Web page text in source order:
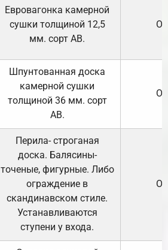
Евровагонка камерной
сушки толщиной 12,5
мм. сорт АВ.
Шпунтованная доска
камерной сушки
толщиной 36 мм. сорт
АВ.
Перила- строганая
доска. Балясины-
точеные, фигурные. Либо
ограждение в
скандинавском стиле.
Устанавливаются
ступени у входа.